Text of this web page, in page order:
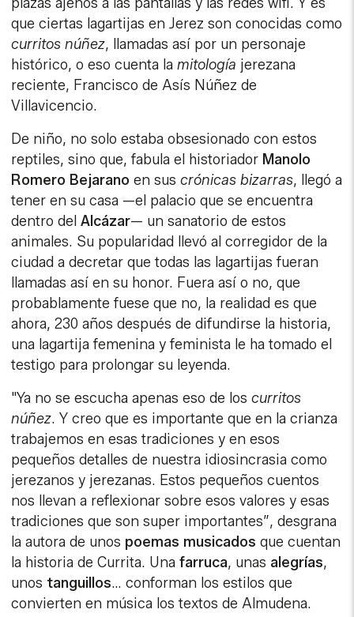
que ciertas lagartijas en Jerez son conocidas como
curritos núñez, llamadas así por un personaje
histórico, o eso cuenta lamitología jerezana
reciente, Francisco de Asís Núñez de
Villavicencio.
De niño, no solo estaba obsesionado con estos
reptiles, sino que, fabula el historiador Manolo
Romero Bejarano en suscrónicas bizarras, llegó a
tener en su casa —el palacio que se encuentra
dentro delAlcázar— un sanatorio de estos
animales. Su popularidad llevó al corregidor de la
ciudad a decretar que todas las lagartijas fueran
llamadas así en su honor. Fuera así o no, que
probablamente fuese que no, la realidad es que
ahora, 230 años después de difundirse la historia,
una lagartija femenina y feminista le ha tomado el
testigo para prolongar su leyenda.
"Ya no se escucha apenas eso de loscurritos
núñez. Y creo que es importante que en la crianza
trabajemos en esas tradiciones y en esos
pequeños detalles de nuestra idiosincrasia como
jerezanos y jerezanas. Estos pequeños cuentos
nos llevan a reflexionar sobre esos valores y esas
tradiciones que son super importantes”, desgrana
la autora de unos poemas musicados que cuentan
la historia de Currita. Unafarruca, unas alegrías,
unos tanguillos… conforman los estilos que
convierten en música los textos de Almudena.